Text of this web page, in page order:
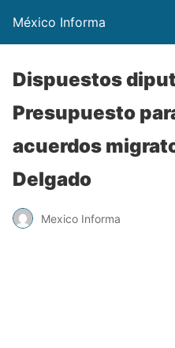
México Informa
Dispuestos
Presupuesto
acuerdos
Delgado
Mexico Informa